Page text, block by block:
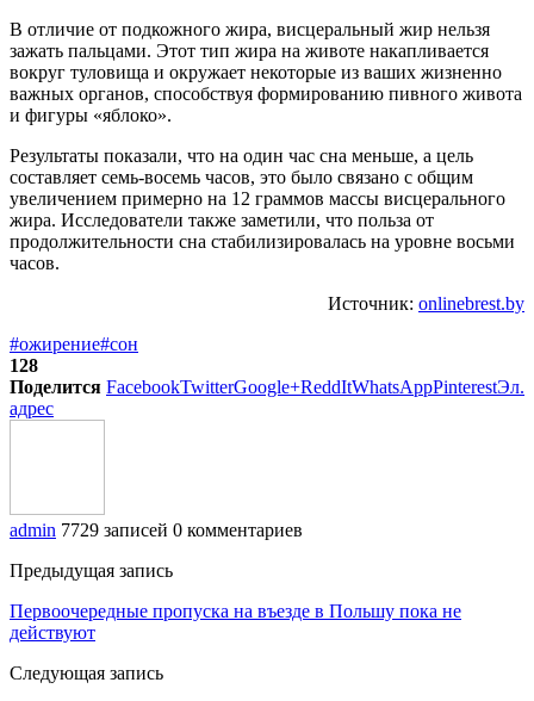
В отличие от подкожного жира, висцеральный жир нельзя
зажать пальцами. Этот тип жира на животе накапливается
вокруг туловища и окружает некоторые из ваших жизненно
важных органов, способствуя формированию пивного живота
и фигуры «яблоко».
Результаты показали, что на один час сна меньше, а цель
составляет семь-восемь часов, это было связано с общим
увеличением примерно на 12 граммов массы висцерального
жира. Исследователи также заметили, что польза от
продолжительности сна стабилизировалась на уровне восьми
часов.
Источник: onlinebrest.by
#ожирение#сон
128
Поделится FacebookTwitterGoogle+ReddItWhatsAppPinterestЭл.
адрес
admin 7729 записей 0 комментариев
Предыдущая запись
Первоочередные пропуска на въезде в Польшу пока не
действуют
Следующая запись